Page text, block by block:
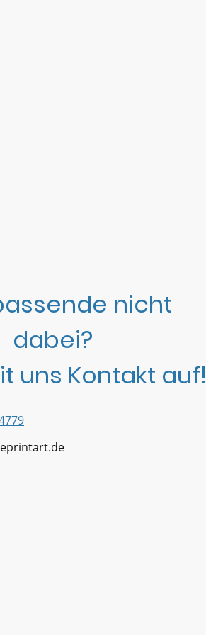
nicht
dabei?
uns Kontakt auf!